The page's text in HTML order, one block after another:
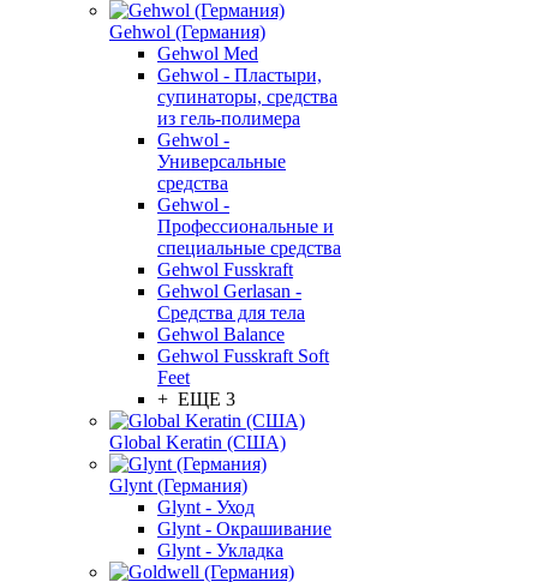
Gehwol (Германия)
Gehwol Med
Gehwol - Пластыри,
супинаторы, средства
из гель-полимера
Gehwol -
Универсальные
средства
Gehwol -
Профессиональные и
специальные средства
Gehwol Fusskraft
Gehwol Gerlasan -
Средства для тела
Gehwol Balance
Gehwol Fusskraft Soft
Feet
+ ЕЩЕ 3
Global Keratin (США)
Glynt (Германия)
Glynt - Уход
Glynt - Окрашивание
Glynt - Укладка